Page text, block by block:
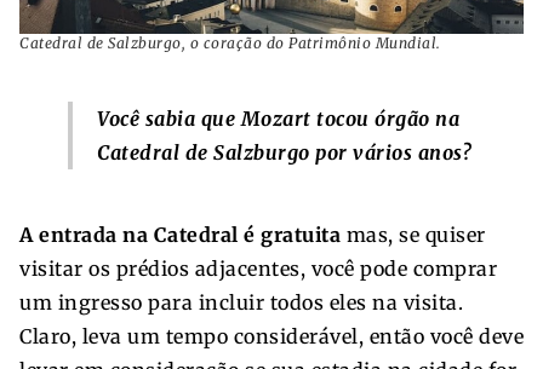
Catedral de Salzburgo, o coração do Patrimônio Mundial.
Você sabia que Mozart tocou órgão na
Catedral de Salzburgo por vários anos?
A entrada na Catedral é gratuita mas, se quiser
visitar os prédios adjacentes, você pode comprar
um ingresso para incluir todos eles na visita.
Claro, leva um tempo considerável, então você deve